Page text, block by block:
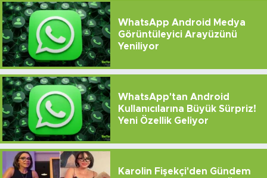
WhatsApp Android Medya
Görüntüleyici Arayüzünü
Yeniliyor
WhatsApp'tan Android
Kullanıcılarına Büyük Sürpriz!
Yeni Özellik Geliyor
Karolin Fişekçi'den Gündem